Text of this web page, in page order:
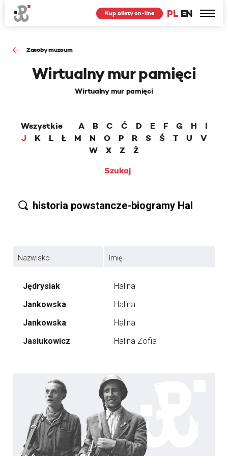
PL EN
Kup bilety on-line
Zasoby muzeum
Wirtualny mur pamięci
Wirtualny mur pamięci
Wszystkie A B C Ć D E F G H
I
J
K L Ł M N O P R S Ś T U
V
W
X Z
Ż
Szukaj
Nazwisko Imię
Jędrysiak
Halina
Jankowska
Halina
Jankowska
Halina
Jasiukowicz
Halina Zofia